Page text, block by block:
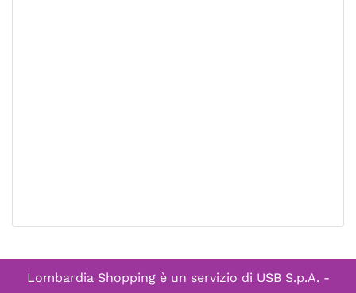
Lombardia Shopping è un servizio di USB S.p.A. -